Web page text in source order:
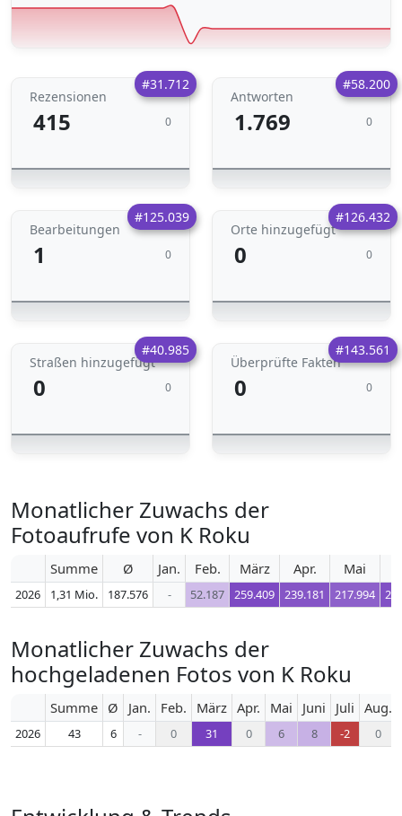
#31.712
Rezensionen
415 0
#58.200
Antworten
1.769 0
#125.039
Bearbeitungen
1 0
#126.432
Orte hinzugefügt
0 0
#40.985
Straßen hinzugefügt
0 0
#143.561
Überprüfte Fakten
0 0
Monatlicher Zuwachs der
Fotoaufrufe von K Roku
Summe Ø Jan. Feb. März Apr. Mai
2026 1,31 Mio. 187.576 - 52.187 259.409 239.181 217.994
Monatlicher Zuwachs der
hochgeladenen Fotos von K Roku
Summe Ø Jan. Feb. März Apr. Mai Juni Juli Aug.
2026 43 6 - 0 31 0 6 8 -2 0